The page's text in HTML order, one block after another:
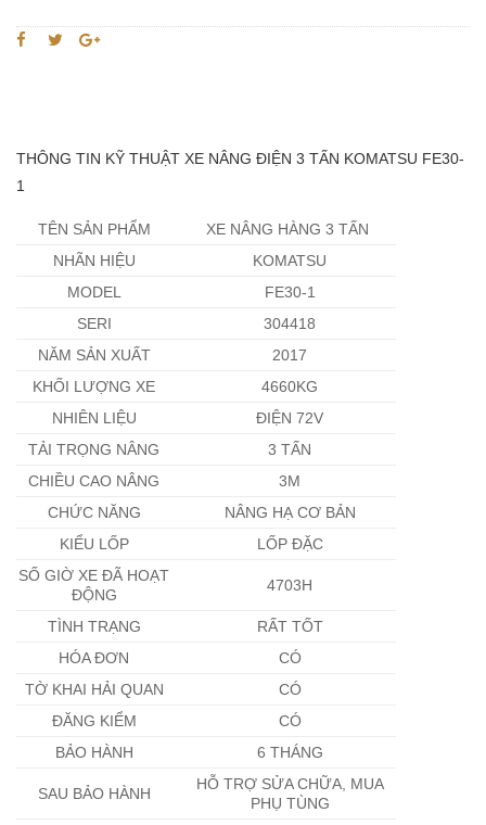
THÔNG TIN KỸ THUẬT XE NÂNG ĐIỆN 3 TẤN KOMATSU FE30-
1
TÊN SẢN PHẨM
XE NÂNG HÀNG 3 TẤN
NHÃN HIỆU
KOMATSU
MODEL
FE30-1
SERI
304418
NĂM SẢN XUẤT
2017
KHỐI LƯỢNG XE
4660KG
NHIÊN LIỆU
ĐIỆN 72V
TẢI TRỌNG NÂNG
3 TẤN
CHIỀU CAO NÂNG
3M
CHỨC NĂNG
NÂNG HẠ CƠ BẢN
KIỂU LỐP
LỐP ĐẶC
SỐ GIỜ XE ĐÃ HOẠT
ĐỘNG
4703H
TÌNH TRẠNG
RẤT TỐT
HÓA ĐƠN
CÓ
TỜ KHAI HẢI QUAN
CÓ
ĐĂNG KIỂM
CÓ
BẢO HÀNH
6 THÁNG
SAU BẢO HÀNH
HỖ TRỢ SỬA CHỮA, MUA
PHỤ TÙNG